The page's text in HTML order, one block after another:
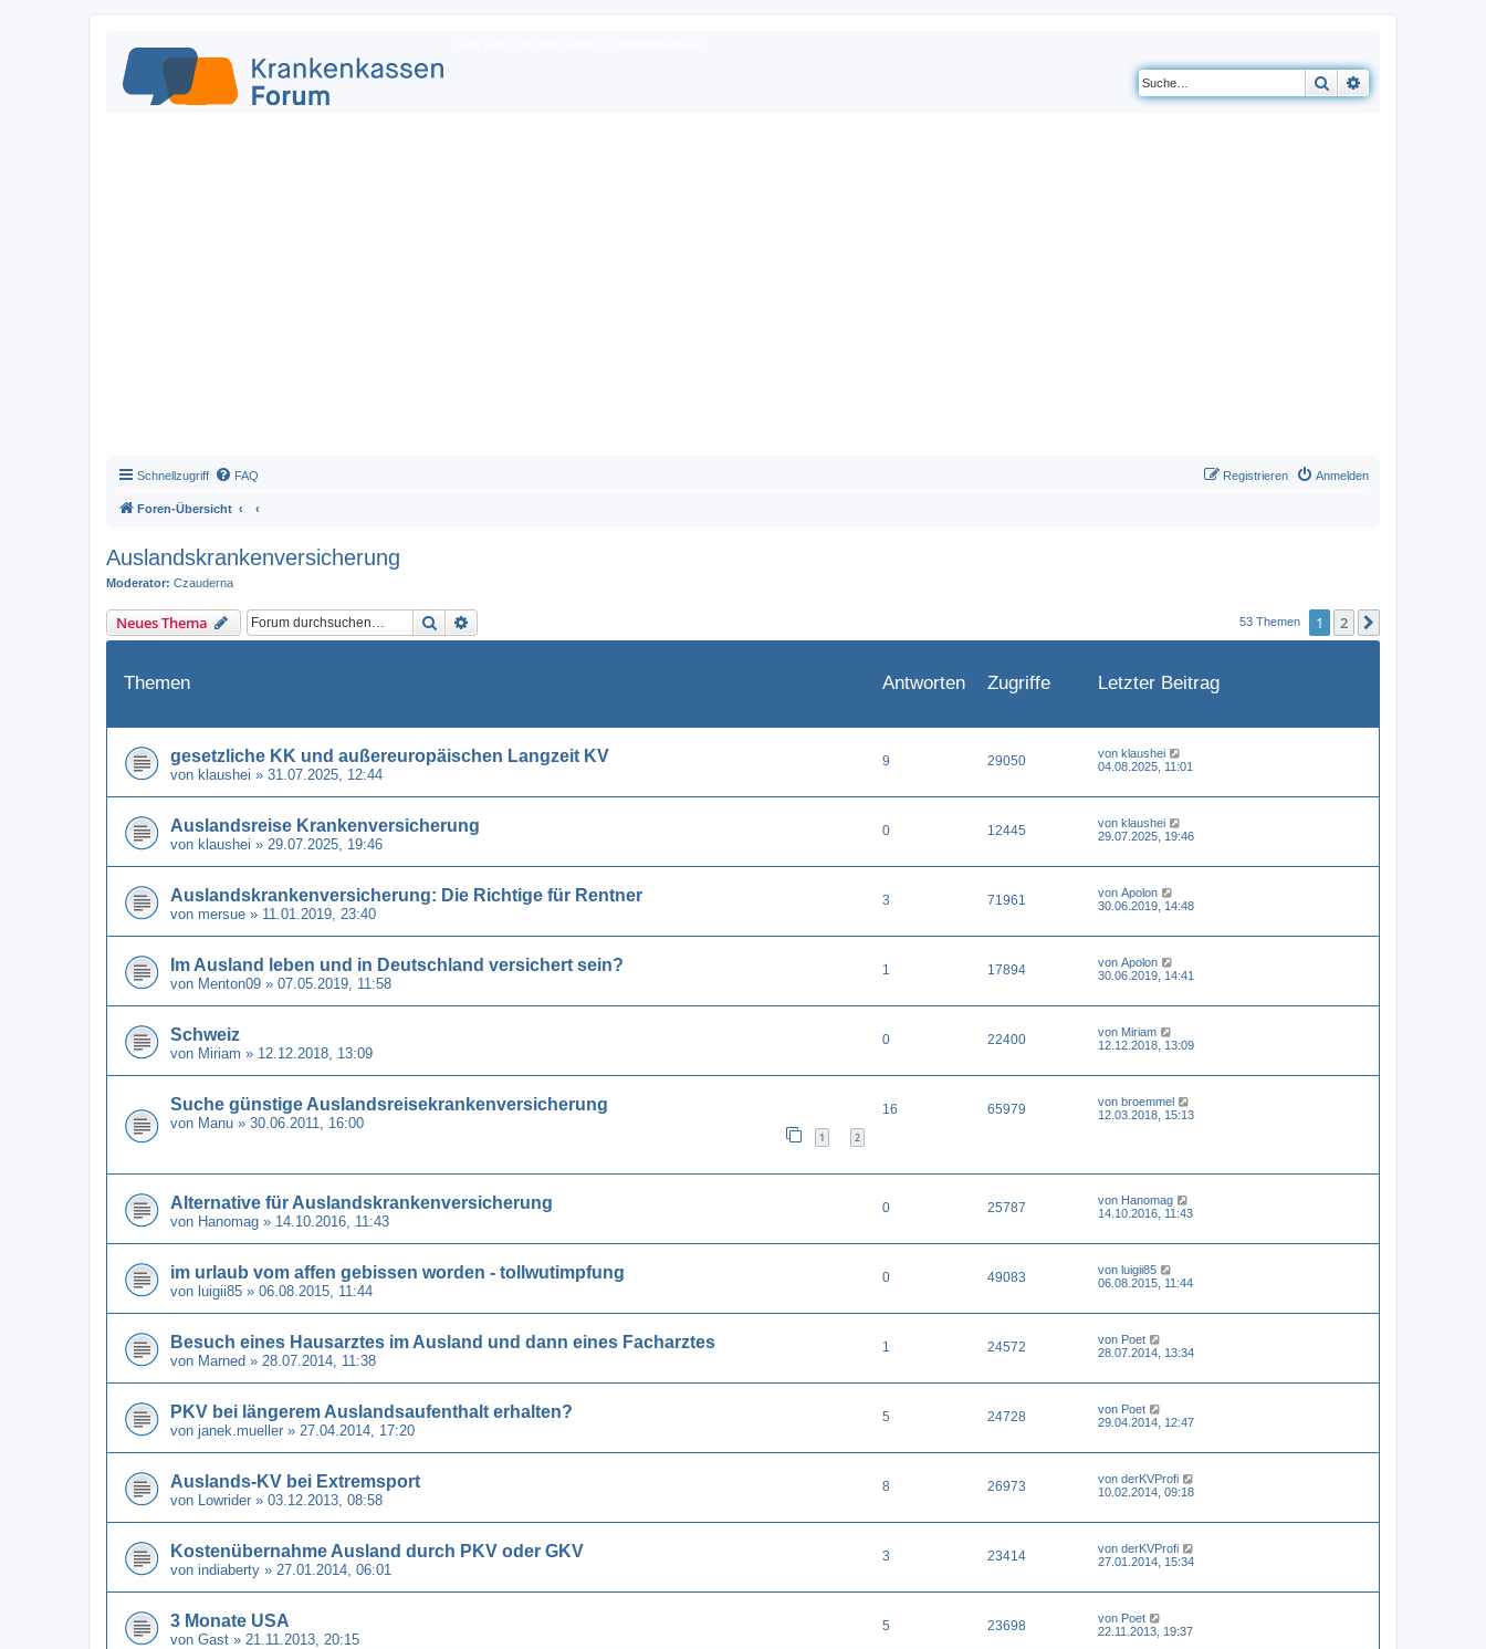
Suche
Schnellzugriff FAQ Anmelden
Registrieren
Foren-Übersicht
Auslandskrankenversicherung
Moderator: Czauderna
Neues Thema Suche 53 Themen 1 2
Themen Antworten Zugriffe Letzter Beitrag
gesetzliche KK und außereuropäischen Langzeit KV
von klaushei » 31.07.2025, 12:44
9 29050 von klaushei
04.08.2025, 11:01
Auslandsreise Krankenversicherung
von klaushei » 29.07.2025, 19:46
0 12445 von klaushei
29.07.2025, 19:46
Auslandskrankenversicherung: Die Richtige für Rentner
von mersue » 11.01.2019, 23:40
3 71961 von Apolon
30.06.2019, 14:48
Im Ausland leben und in Deutschland versichert sein?
von Menton09 » 07.05.2019, 11:58
1 17894 von Apolon
30.06.2019, 14:41
Schweiz
von Miriam » 12.12.2018, 13:09
0 22400 von Miriam
12.12.2018, 13:09
Suche günstige Auslandsreisekrankenversicherung
von Manu » 30.06.2011, 16:00
1 2
16 65979 von broemmel
12.03.2018, 15:13
Alternative für Auslandskrankenversicherung
von Hanomag » 14.10.2016, 11:43
0 25787 von Hanomag
14.10.2016, 11:43
im urlaub vom affen gebissen worden - tollwutimpfung
von luigii85 » 06.08.2015, 11:44
0 49083 von luigii85
06.08.2015, 11:44
Besuch eines Hausarztes im Ausland und dann eines Facharztes
von Marned » 28.07.2014, 11:38
1 24572 von Poet
28.07.2014, 13:34
PKV bei längerem Auslandsaufenthalt erhalten?
von janek.mueller » 27.04.2014, 17:20
5 24728 von Poet
29.04.2014, 12:47
Auslands-KV bei Extremsport
von Lowrider » 03.12.2013, 08:58
8 26973 von derKVProfi
10.02.2014, 09:18
Kostenübernahme Ausland durch PKV oder GKV
von indiaberty » 27.01.2014, 06:01
3 23414 von derKVProfi
27.01.2014, 15:34
3 Monate USA
von Gast » 21.11.2013, 20:15
5 23698 von Poet
22.11.2013, 19:37